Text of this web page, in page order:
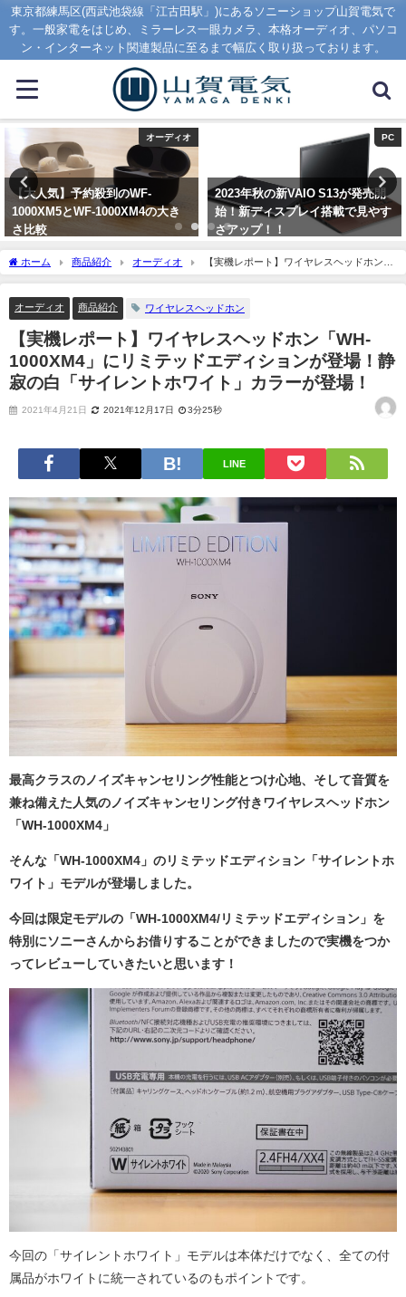
東京都練馬区(西武池袋線「江古田駅」)にあるソニーショップ山賀電気で
す。一般家電をはじめ、ミラーレス一眼カメラ、本格オーディオ、パソコ
ン・インターネット関連製品に至るまで幅広く取り扱っております。
PC
2023年秋の新VAIO S13が発売開
始！新ディスプレイ搭載で見やす
さアップ！！
カメラ
α7CII、α7CR、FE 16-35mm F2.8
GM IIの3ラインナップが発表！！
2023年9月1日
ホーム 商品紹介 オーディオ
【実機レポート】ワイヤレスヘッドホン
「WH-1000XM4」にリミテッドエディションが登場！静寂の白「サイレントホワイ
オーディオ
商品紹介 ワイヤレスヘッドホン
【実機レポート】ワイヤレスヘッドホン「WH-
1000XM4」にリミテッドエディションが登場！静
寂の白「サイレントホワイト」カラーが登場！
2021年4月21日 2021年12月17日 3分25秒
LINE
最高クラスのノイズキャンセリング性能とつけ心地、そして音質を
兼ね備えた人気のノイズキャンセリング付きワイヤレスヘッドホン
「WH-1000XM4」
そんな「WH-1000XM4」のリミテッドエディション「サイレントホ
ワイト」モデルが登場しました。
今回は限定モデルの「WH-1000XM4/リミテッドエディション」を
特別にソニーさんからお借りすることができましたので実機をつか
ってレビューしていきたいと思います！
今回の「サイレントホワイト」モデルは本体だけでなく、全ての付
属品がホワイトに統一されているのもポイントです。